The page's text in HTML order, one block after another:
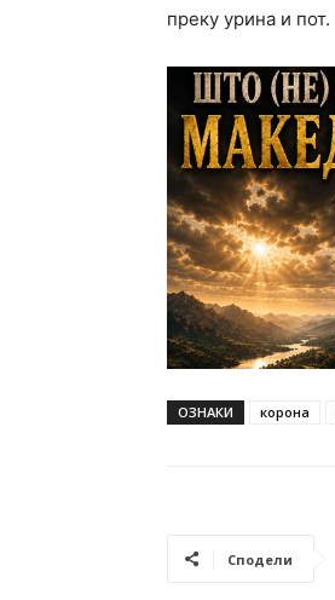
преку урина и пот.
ОЗНАКИ корона
Сподели